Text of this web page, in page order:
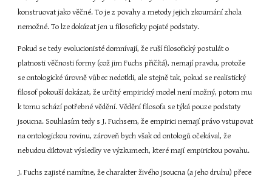
konstruovat jako věčné. To je z povahy a metody jejich zkoumání zhola
nemožné. To lze dokázat jen u filosoficky pojaté podstaty.
Pokud se tedy evolucionisté domnívají, že ruší filosofický postulát o
platnosti věčnosti formy (což jim Fuchs přičítá), nemají pravdu, protože
se ontologické úrovně vůbec nedotkli, ale stejně tak, pokud se realistický
filosof pokouší dokázat, že určitý empirický model není možný, potom mu
k tomu schází potřebné vědění. Vědění filosofa se týká pouze podstaty
jsoucna. Souhlasím tedy s J. Fuchsem, že empirici nemají právo vstupovat
na ontologickou rovinu, zároveň bych však od ontologů očekával, že
nebudou diktovat výsledky ve výzkumech, které mají empirickou povahu.
J. Fuchs zajisté namítne, že charakter živého jsoucna (a jeho druhu) přece